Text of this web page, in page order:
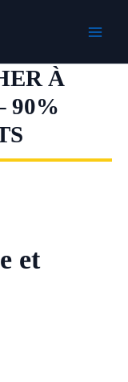
À
90%
et